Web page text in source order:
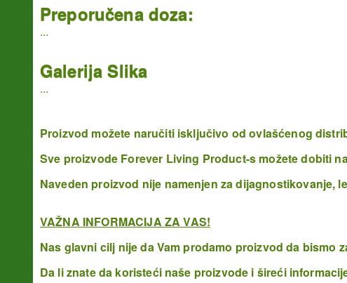
Preporučena doza:
...
Galerija Slika
...
Proizvod možete naručiti isključivo od ovlašćenog
Sve proizvode Forever Living Product-s možete dobiti
Naveden proizvod nije namenjen za dijagnostikovanje,
VAŽNA INFORMACIJA ZA VAS!
Nas glavni cilj nije da Vam prodamo proizvod da bismo
Da li znate da koristeći naše proizvode i šireći